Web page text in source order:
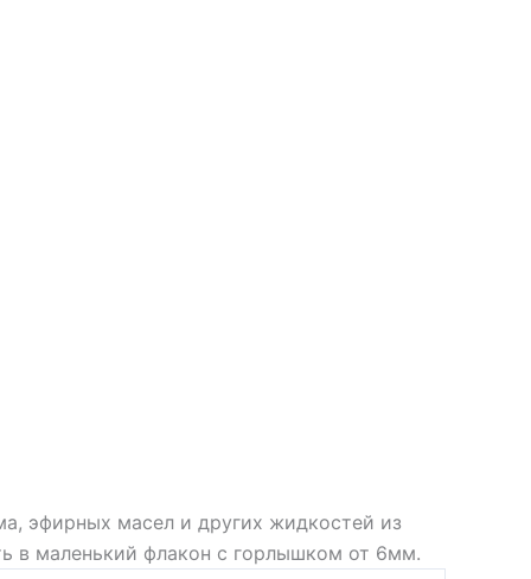
эфирных масел и других жидкостей из
в маленький флакон с горлышком от 6мм.